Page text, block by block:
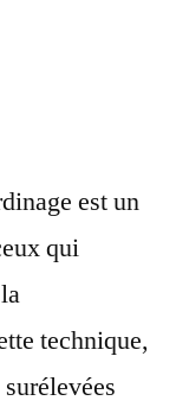
est un
qui
technique,